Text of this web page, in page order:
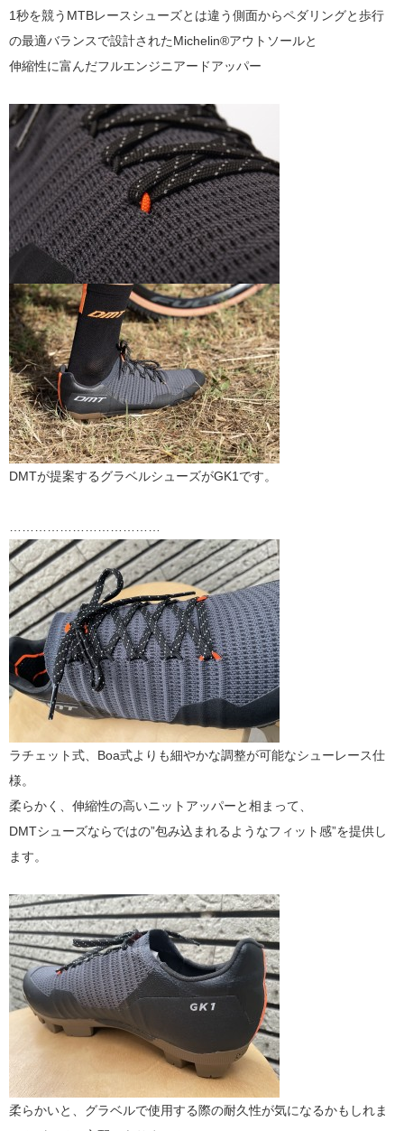
1秒を競うMTBレースシューズとは違う側面からペダリングと歩行
の最適バランスで設計されたMichelin®アウトソールと
伸縮性に富んだフルエンジニアードアッパー
DMTが提案するグラベルシューズがGK1です。
ラチェット式、Boa式よりも細やかな調整が可能なシューレース仕
様。
柔らかく、伸縮性の高いニットアッパーと相まって、
DMTシューズならではの”包み込まれるようなフィット感”を提供し
ます。
柔らかいと、グラベルで使用する際の耐久性が気になるかもしれま